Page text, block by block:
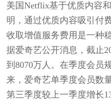
美国Netflix基于优质内容
明，通过优质内容吸引付
收取增值服务费用是一种
据爱奇艺公开消息，截止
到8070万人。在季度会员
来，爱奇艺单季度会员数
第三季度较上一季度增长